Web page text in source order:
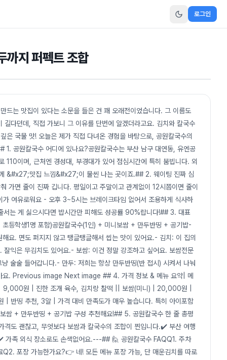
로그인
까지 퍼펙트 조합
드는 맛집이 있다는 소문을 들은 건 꽤 오래전이었습니다. 그 이름도
다던데, 직접 가보니 그 이유를 단번에 알겠더라고요. 김치와 칼국수
은 국물 맛! 오늘은 제가 직접 다녀온 경험을 바탕으로, 공원칼국수의
1. 공원칼국수 어디에 있나요?공원칼국수는 부산 남구 대연동, 유엔공
110이며, 근처엔 경성대, 부경대가 있어 점심시간에 특히 붐빕니다. 외
&#x27;맛집 느낌&#x27;이 물씬 나는 곳이죠.## 2. 웨이팅 진짜 심
가면 줄이 진짜 깁니다. 평일이고 주말이고 관계없이 12시쯤이면 줄이
여유로워요 - 오후 3~5시는 브레이크타임 없어서 조용하게 식사하
는 게 싫으시다면 밥시간만 피해도 성공률 90%랍니다!## 3. 대표
등학생1명 포함)공원칼국수(1인) + 미니보쌈 + 만두반띵 + 공기밥-
요. 면도 퍼지지 않고 탱글탱글해서 씹는 맛이 있어요.- 김치: 이 집의
익은 무김치도 있어요.- 보쌈: 이건 정말 강조하고 싶어요. 보쌈전문
술술 들어갑니다.- 만두: 저희는 항상 만두반띵(반 접시) 시켜서 나눠
요. Previous image Next image ## 4. 가격 정보 & 메뉴 요약| 메
원 | 진한 조개 육수, 김치랑 찰떡 || 보쌈(미니) | 20,000원 |
반띵 추천, 3알 | 가격 대비 만족도가 매우 높습니다. 특히 아이포함
쌈 + 만두반띵 + 공기밥 구성 추천해요!## 5. 공원칼국수 한 줄 총평
격도 괜찮고, 무엇보다 보쌈과 칼국수의 조합이 찐입니다.✔️ 부산 여행
가족 외식 장소로도 손색없어요.---## 🙋 공원칼국수 FAQQ1. 주차
포장 가능한가요?👉 네! 모든 메뉴 포장 가능, 단 매운김치를 따로